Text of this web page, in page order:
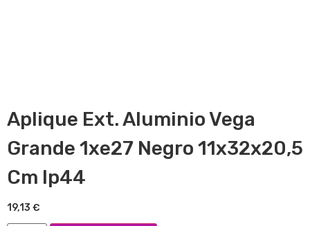
Aplique Ext. Aluminio Vega
Grande 1xe27 Negro 11x32x20,5
Cm Ip44
19,13 €